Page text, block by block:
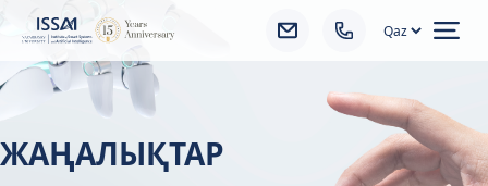
ЖАҢАЛЫҚТАР